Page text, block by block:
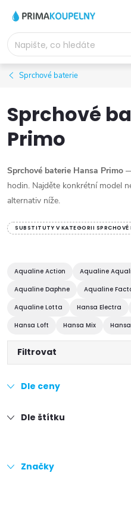
obsah
Sprchové baterie
Sprchové
Primo
Sprchové baterie Hansa Primo
hodin. Najděte konkrétní model
alternativ níže.
SUBSTITUTY V KATEGORII SPRCHOVÉ
Aqualine Action Aqualine
Aqualine Daphne
Aqualine
Aqualine Lotta
Hansa Electra
Hansa Loft
Hansa Mix
Filtrovat
Dle ceny
Dle štítku
Značky